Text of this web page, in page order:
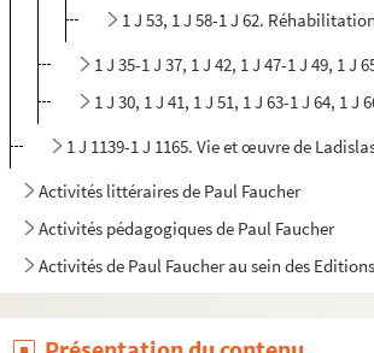
1 J 53, 1 J 58-1 J 62.
1 J 35-1 J 37, 1 J 42, 1 J 47-1 J 49, 1 J
1 J 30, 1 J 41, 1 J 51, 1 J 63-1 J 64, 1
1 J 1139-1 J 1165. Vie et œuvre de
Activités littéraires de Paul Faucher
Activités pédagogiques de Paul Faucher
Activités de Paul Faucher au sein des